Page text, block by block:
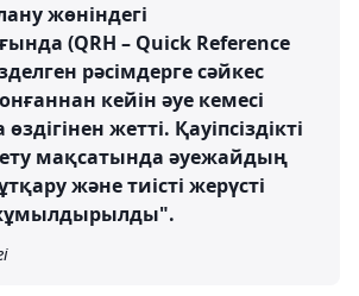
жөніндегі
(QRH – Quick Reference
рәсімдерге сәйкес
кейін әуе кемесі
жетті. Қауіпсіздікті
мақсатында әуежайдың
және тиісті жерүсті